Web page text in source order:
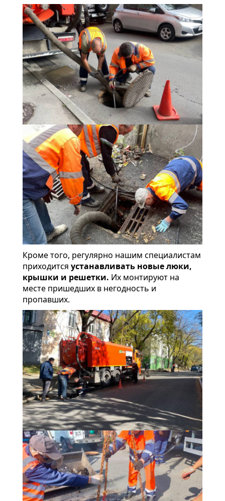
Кроме того, регулярно нашим специалистам
приходится устанавливать новые люки,
крышки и решетки. Их монтируют на
месте пришедших в негодность и
пропавших.